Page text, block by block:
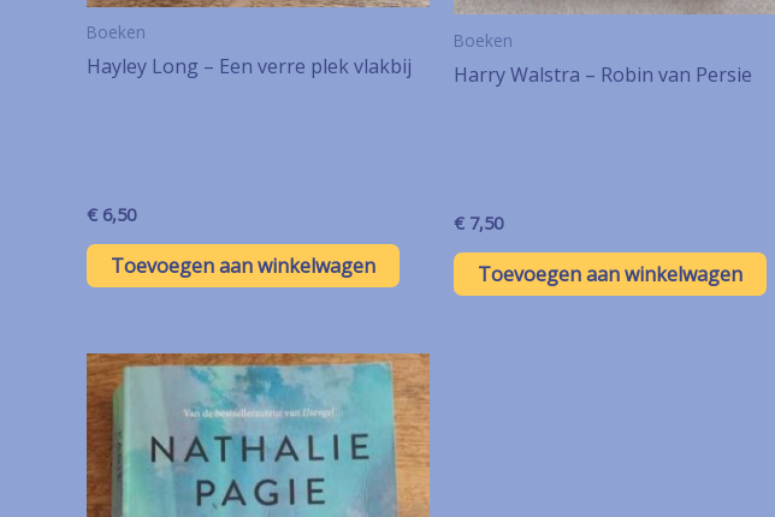
Boeken
Hayley Long – Een verre plek vlakbij
€ 6,50
Toevoegen aan winkelwagen
Boeken
Harry Walstra – Robin van Persie
€ 7,50
Toevoegen aan winkelwagen